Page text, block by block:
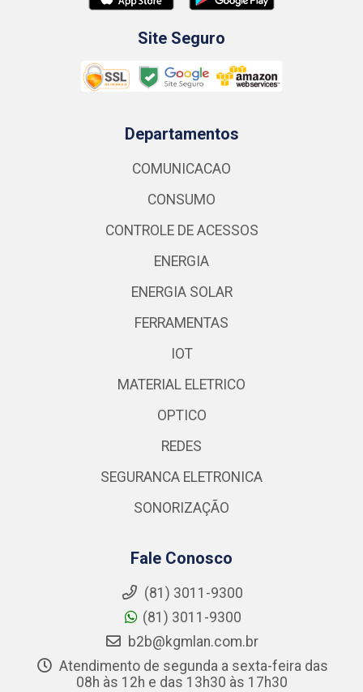
Site Seguro
Departamentos
COMUNICACAO
CONSUMO
CONTROLE DE ACESSOS
ENERGIA
ENERGIA SOLAR
FERRAMENTAS
IOT
MATERIAL ELETRICO
OPTICO
REDES
SEGURANCA ELETRONICA
SONORIZAÇÃO
Fale Conosco
(81) 3011-9300
(81) 3011-9300
b2b@kgmlan.com.br
Atendimento de segunda a sexta-feira das
08h às 12h e das 13h30 às 17h30